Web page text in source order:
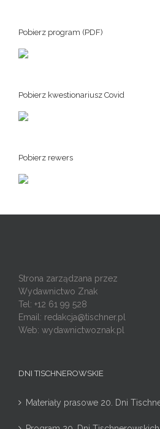
Pobierz program (PDF)
Pobierz kwestionariusz Covid
Pobierz rewers
Strona zarządzana przez
Wydawnictwo Znak
Tel: +12 61 99 528
Email: redakcja@tischner.pl
Web: wydawnictwoznak.pl
DNI TISCHNEROWSKIE
Materiały prasowe 20. Dni